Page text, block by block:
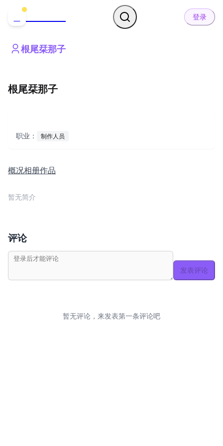
登录
根尾栞那子
根尾栞那子
职业： 制作人员
概况相册作品
暂无简介
评论
发表评论
暂无评论，来发表第一条评论吧